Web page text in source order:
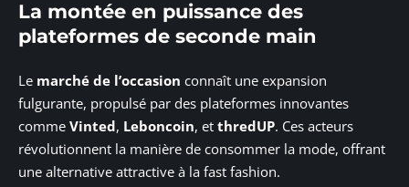
La montée en puissance des
plateformes de seconde main
Le marché de l’occasion connaît une expansion
fulgurante, propulsé par des plateformes innovantes
comme Vinted, Leboncoin, et thredUP. Ces acteurs
révolutionnent la manière de consommer la mode, offrant
une alternative attractive à la fast fashion.